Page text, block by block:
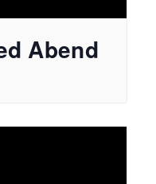
Abend